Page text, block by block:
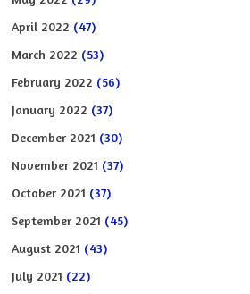
April 2022 (47)
March 2022 (53)
February 2022 (56)
January 2022 (37)
December 2021 (30)
November 2021 (37)
October 2021 (37)
September 2021 (45)
August 2021 (43)
July 2021 (22)